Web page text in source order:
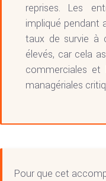
reprises. Les
impliqué pendant
taux de survie à
élevés, car cela
commerciales
managériales
Pour que cet